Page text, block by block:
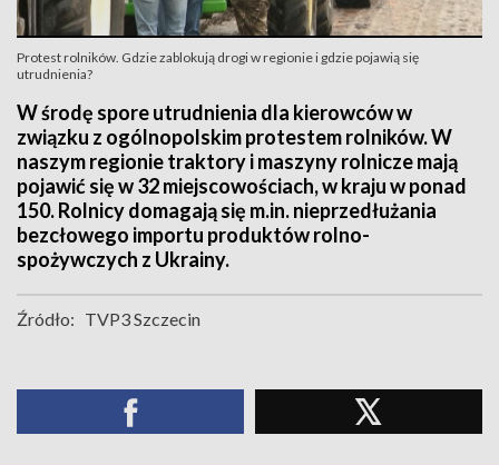
Protest rolników. Gdzie zablokują drogi w regionie i gdzie pojawią się
utrudnienia?
W środę spore utrudnienia dla kierowców w
związku z ogólnopolskim protestem rolników. W
naszym regionie traktory i maszyny rolnicze mają
pojawić się w 32 miejscowościach, w kraju w ponad
150. Rolnicy domagają się m.in. nieprzedłużania
bezcłowego importu produktów rolno-
spożywczych z Ukrainy.
Źródło: TVP3 Szczecin